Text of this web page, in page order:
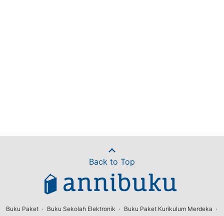
Back to Top
Buku Paket Buku Sekolah Elektronik Buku Paket Kurikulum Merdeka